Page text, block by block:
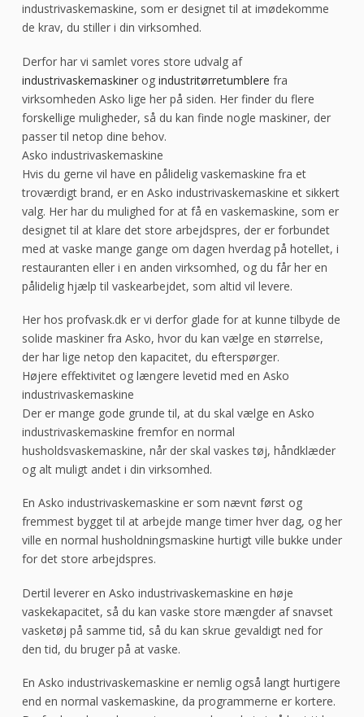
industrivaskemaskine, som er designet til at imødekomme
de krav, du stiller i din virksomhed.
Derfor har vi samlet vores store udvalg af
industrivaskemaskinerog industritørretumblere fra
virksomheden Asko lige her på siden. Her finder du flere
forskellige muligheder, så du kan finde nogle maskiner, der
passer til netop dine behov.
Asko industrivaskemaskine
Hvis du gerne vil have en pålidelig vaskemaskine fra et
troværdigt brand, er en Asko industrivaskemaskine et sikkert
valg. Her har du mulighed for at få en vaskemaskine, som er
designet til at klare det store arbejdspres, der er forbundet
med at vaske mange gange om dagen hverdag på hotellet, i
restauranten eller i en anden virksomhed, og du får her en
pålidelig hjælp til vaskearbejdet, som altid vil levere.
Her hos profvask.dk er vi derfor glade for at kunne tilbyde de
solide maskiner fra Asko, hvor du kan vælge en størrelse,
der har lige netop den kapacitet, du efterspørger.
Højere effektivitet og længere levetid med en Asko
industrivaskemaskine
Der er mange gode grunde til, at du skal vælge en Asko
industrivaskemaskine fremfor en normal
husholdsvaskemaskine, når der skal vaskes tøj, håndklæder
og alt muligt andet i din virksomhed.
En Asko industrivaskemaskine er som nævnt først og
fremmest bygget til at arbejde mange timer hver dag, og her
ville en normal husholdningsmaskine hurtigt ville bukke under
for det store arbejdspres.
Dertil leverer en Asko industrivaskemaskine en høje
vaskekapacitet, så du kan vaske store mængder af snavset
vasketøj på samme tid, så du kan skrue gevaldigt ned for
den tid, du bruger på at vaske.
En Asko industrivaskemaskine er nemlig også langt hurtigere
end en normal vaskemaskine, da programmerne er kortere.